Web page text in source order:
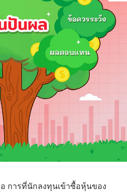
การที่นักลงทุนเข้าซื้อหุ้นของ